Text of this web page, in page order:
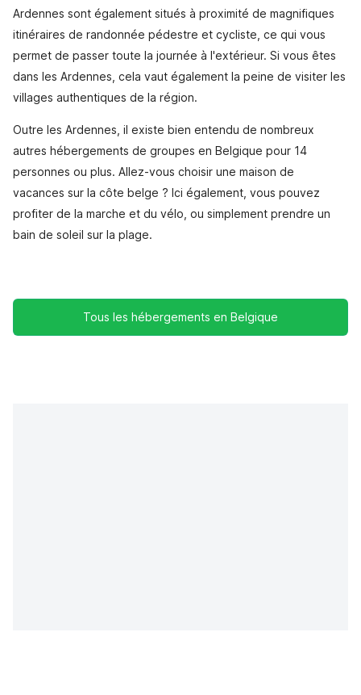
Ardennes sont également situés à proximité de magnifiques
itinéraires de randonnée pédestre et cycliste, ce qui vous
permet de passer toute la journée à l'extérieur. Si vous êtes
dans les Ardennes, cela vaut également la peine de visiter les
villages authentiques de la région.
Outre les Ardennes, il existe bien entendu de nombreux
autres hébergements de groupes en Belgique pour 14
personnes ou plus. Allez-vous choisir une maison de
vacances sur la côte belge ? Ici également, vous pouvez
profiter de la marche et du vélo, ou simplement prendre un
bain de soleil sur la plage.
Tous les hébergements en Belgique